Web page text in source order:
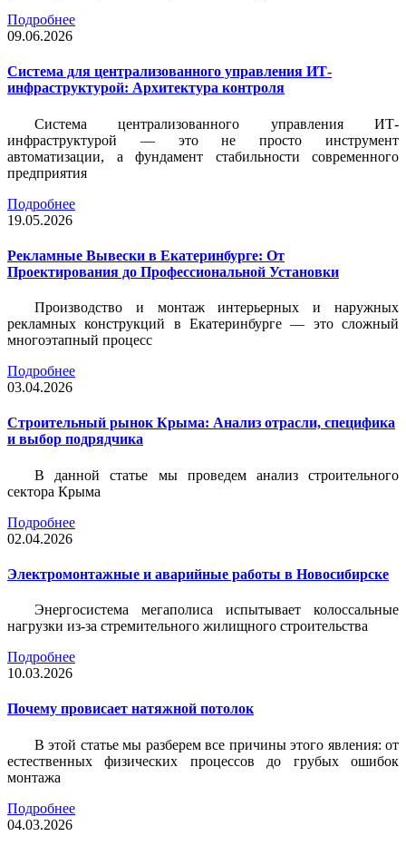
Подробнее
09.06.2026
Система для централизованного управления ИТ-
инфраструктурой: Архитектура контроля
Система централизованного управления ИТ-
инфраструктурой — это не просто инструмент
автоматизации, а фундамент стабильности современного
предприятия
Подробнее
19.05.2026
Рекламные Вывески в Екатеринбурге: От
Проектирования до Профессиональной Установки
Производство и монтаж интерьерных и наружных
рекламных конструкций в Екатеринбурге — это сложный
многоэтапный процесс
Подробнее
03.04.2026
Строительный рынок Крыма: Анализ отрасли, специфика
и выбор подрядчика
В данной статье мы проведем анализ строительного
сектора Крыма
Подробнее
02.04.2026
Электромонтажные и аварийные работы в Новосибирске
Энергосистема мегаполиса испытывает колоссальные
нагрузки из-за стремительного жилищного строительства
Подробнее
10.03.2026
Почему провисает натяжной потолок
В этой статье мы разберем все причины этого явления: от
естественных физических процессов до грубых ошибок
монтажа
Подробнее
04.03.2026